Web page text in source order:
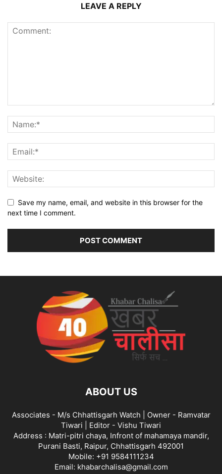
LEAVE A REPLY
Save my name, email, and website in this browser for the
next time I comment.
ABOUT US
Associates - M/s Chhattisgarh Watch | Owner - Ramvatar
Tiwari | Editor - Vishu Tiwari
Address : Matri-pitri chaya, Infront of mahamaya mandir,
Purani Basti, Raipur, Chhattisgarh 492001
Mobile: +91 9584111234
Email: khabarchalisa@gmail.com